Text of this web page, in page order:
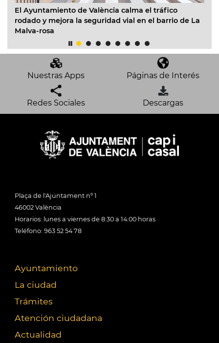
El Ayuntamiento de València calma el tráfico
rodado y mejora la seguridad vial en el barrio de La
Malva-rosa
Nuestras Apps Páginas de Interés
Redes Sociales Descargas
Plaça de l'Ajuntament nº 1
46002 València
Horarios: lunes a viernes de 8:30 a 14:00 horas
Teléfono: 963 52 54 78
Ayuntamiento
La ciudad
Trámites
Atención ciudadana
Actualidad